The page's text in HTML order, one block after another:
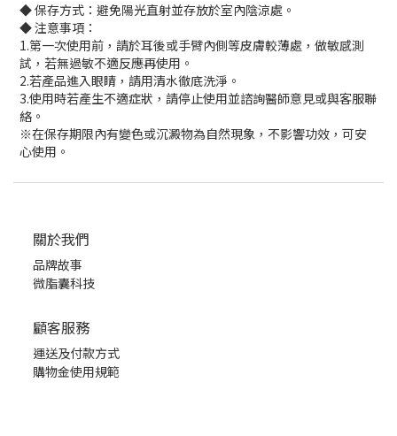
◆ 保存方式：避免陽光直射並存放於室內陰涼處。
◆ 注意事項：
1.第一次使用前，請於耳後或手臂內側等皮膚較薄處，做敏感測
試，若無過敏不適反應再使用。
2.若產品進入眼睛，請用清水徹底洗淨。
3.使用時若產生不適症狀，請停止使用並諮詢醫師意見或與客服聯
絡。
※在保存期限內有變色或沉澱物為自然現象，不影響功效，可安
心使用。
關於我們
品牌故事
微脂囊科技
顧客服務
運送及付款方式
購物金使用規範